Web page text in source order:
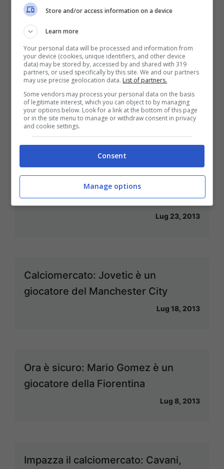
calciomercato
Pogba se ne va?
Ott 11, 2013
La Fiorentina compra davvero tutti:
preso pure Ilicic e Della Valle ne
promette degli altri
Lug 23, 2013
Calciomercato: Jovetic è un
giocatore del Manchester City
Lug 18, 2013
Ora è sicuro: Mario Gomez è un
giocatore della Fiorentina
Lug 8, 2013
Impazza il calciomercato: Cavani,
Store and/or access information on a device
Learn more
Your personal data will be processed and information from
your device (cookies, unique identifiers, and other device
data) may be stored by, accessed by and shared with 319
partners, or used specifically by this site. We and our partners
may use precise geolocation data. List of partners.
Some vendors may process your personal data on the basis
of legitimate interest, which you can object to by managing
your options below. Look for a link at the bottom of this page
or in the site menu to manage or withdraw consent in privacy
and cookie settings.
Consent
Manage options